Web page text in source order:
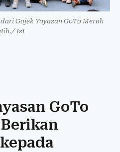
Gojek Yayasan GoTo Merah
Ist
GoTo